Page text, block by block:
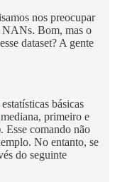
nos preocupar
NANs. Bom, mas o
dataset? A gente
básicas
primeiro e
Esse comando não
No entanto, se
do seguinte